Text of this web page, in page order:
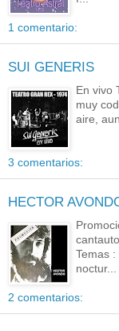
1 comentario:
SUI GENERIS
En vivo
muy
aire,
3 comentarios:
HECTOR
Temas
noctur...
2 comentarios: